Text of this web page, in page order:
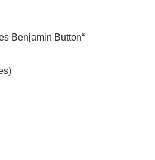
Benjamin Button“